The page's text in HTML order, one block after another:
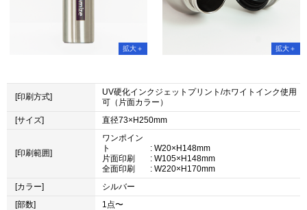
[印刷方式]
UV硬化インクジェットプリント/ホワイトインク使用
可（片面カラー）
[サイズ]
直径73×H250mm
[印刷範囲]
ワンポイン
ト
: W20×H148mm
片面印刷
: W105×H148mm
全面印刷
: W220×H170mm
[カラー]
シルバー
[部数]
1点〜